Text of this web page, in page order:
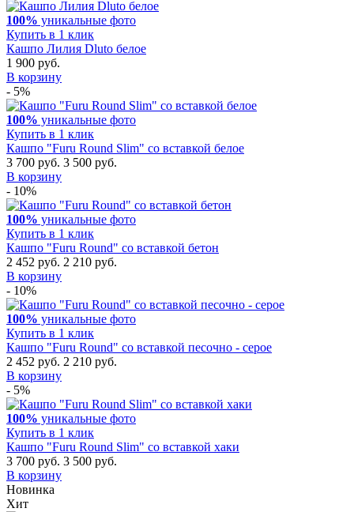
100% уникальные фото
Купить в 1 клик
Кашпо Лилия Dluto белое
1 900 руб.
В корзину
- 5%
100% уникальные фото
Купить в 1 клик
Кашпо "Furu Round Slim" со вставкой белое
3 700 руб. 3 500 руб.
В корзину
- 10%
100% уникальные фото
Купить в 1 клик
Кашпо "Furu Round" со вставкой бетон
2 452 руб. 2 210 руб.
В корзину
- 10%
100% уникальные фото
Купить в 1 клик
Кашпо "Furu Round" со вставкой песочно - серое
2 452 руб. 2 210 руб.
В корзину
- 5%
100% уникальные фото
Купить в 1 клик
Кашпо "Furu Round Slim" со вставкой хаки
3 700 руб. 3 500 руб.
В корзину
Новинка
Хит